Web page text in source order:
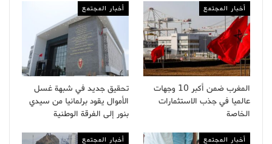
أخبار المجتمع
المغرب ضمن أكبر 10 وجهات
عالميا في جذب الاستثمارات
الخاصة
أخبار المجتمع
تحقيق جديد في شبهة غسل
الأموال يقود برلمانيا من سيدي
بنور إلى الفرقة الوطنية
أخبار المجتمع أخبار المجتمع